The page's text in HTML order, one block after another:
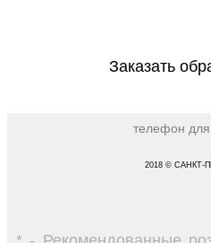
Заказать
телефон для
2018 © САНКТ-